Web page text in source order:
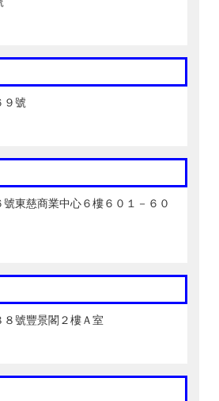
９號
東慈商業中心６樓６０１－６０
號豐景閣２樓Ａ室